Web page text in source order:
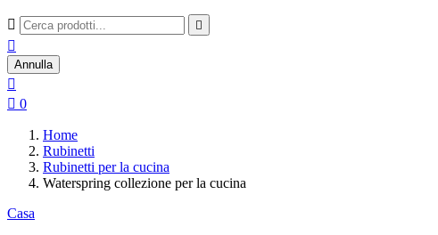
 

Annulla

 0
Home
Rubinetti
Rubinetti per la cucina
Waterspring collezione per la cucina
Casa